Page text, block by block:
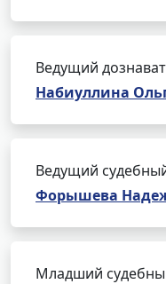
Ведущий
Набиуллина
Ведущий
Форышева
Младший